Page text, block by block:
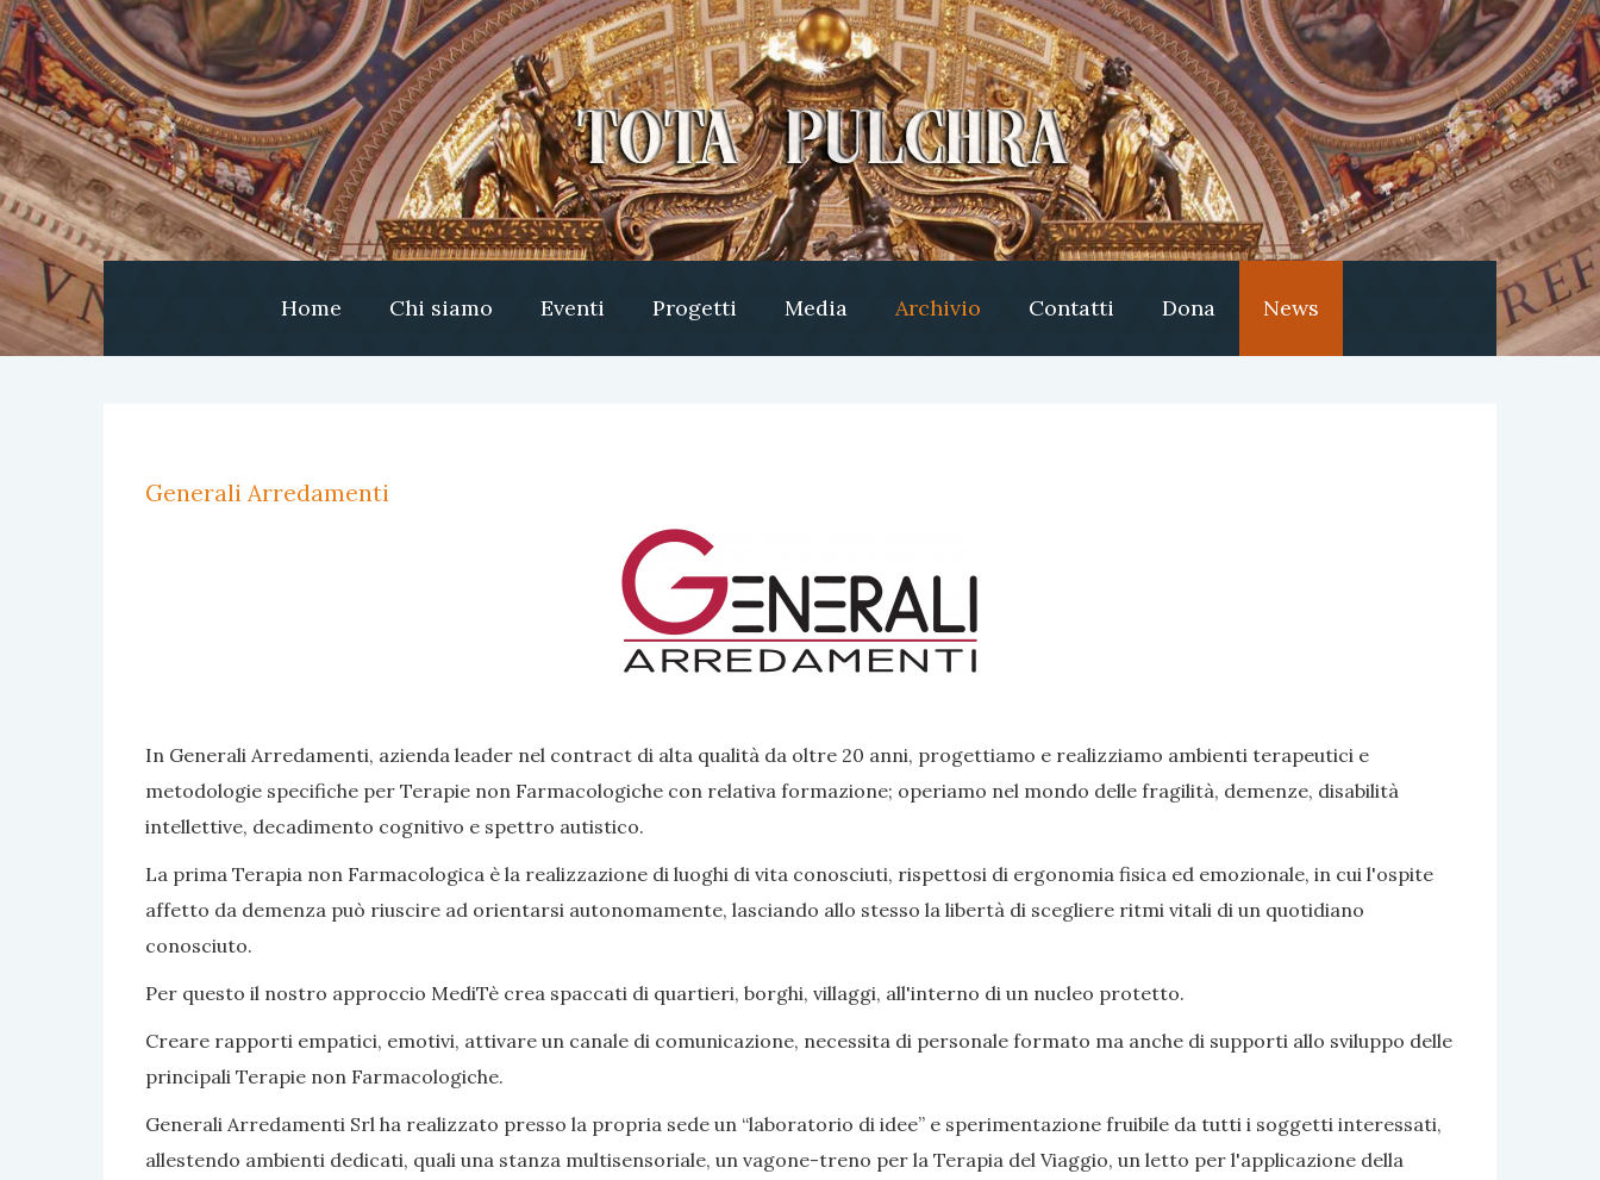
Home Chi siamo Eventi Progetti Media Archivio Contatti Dona News
Generali Arredamenti
In Generali Arredamenti, azienda leader nel contract di alta qualità da oltre 20 anni, progettiamo e realizziamo ambienti terapeutici e
metodologie specifiche per Terapie non Farmacologiche con relativa formazione; operiamo nel mondo delle fragilità, demenze, disabilità
intellettive, decadimento cognitivo e spettro autistico.
La prima Terapia non Farmacologica è la realizzazione di luoghi di vita conosciuti, rispettosi di ergonomia fisica ed emozionale, in cui l'ospite
affetto da demenza può riuscire ad orientarsi autonomamente, lasciando allo stesso la libertà di scegliere ritmi vitali di un quotidiano
conosciuto.
Per questo il nostro approccio MediTè crea spaccati di quartieri, borghi, villaggi, all'interno di un nucleo protetto.
Creare rapporti empatici, emotivi, attivare un canale di comunicazione, necessita di personale formato ma anche di supporti allo sviluppo delle
principali Terapie non Farmacologiche.
Generali Arredamenti Srl ha realizzato presso la propria sede un “laboratorio di idee” e sperimentazione fruibile da tutti i soggetti interessati,
allestendo ambienti dedicati, quali una stanza multisensoriale, un vagone-treno per la Terapia del Viaggio, un letto per l'applicazione della